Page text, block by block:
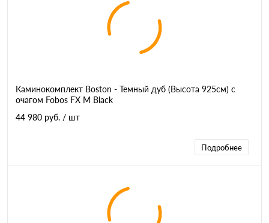
Каминокомплект Boston - Темный дуб (Высота 925см) с
очагом Fobos FX M Black
44 980 руб. / шт
Подробнее